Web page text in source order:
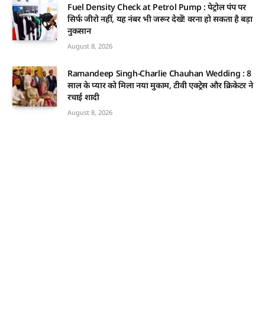
Fuel Density Check at Petrol Pump : पेट्रोल पंप पर
सिर्फ जीरो नहीं, यह नंबर भी जरूर देखें! वरना हो सकता है बड़ा
नुकसान
August 8, 2026
Ramandeep Singh-Charlie Chauhan Wedding : 8
साल के प्यार को मिला नया मुकाम, टीवी एक्ट्रेस और क्रिकेटर ने
रचाई शादी
August 8, 2026